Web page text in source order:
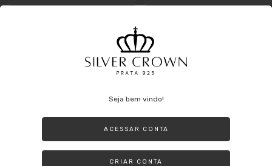
Seja bem vindo!
ACESSAR CONTA
CRIAR CONTA